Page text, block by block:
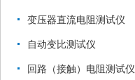
变压器直流电阻测试仪
自动变比测试仪
回路（接触）电阻测试仪